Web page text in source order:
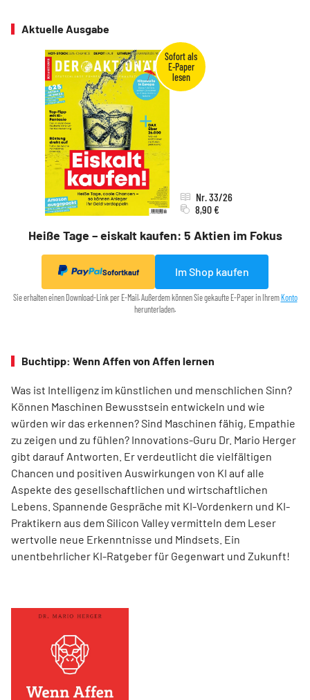
Aktuelle Ausgabe
Heiße Tage – eiskalt kaufen: 5 Aktien im Fokus
Nr. 33/26
8,90 €
Sofortkauf Im Shop kaufen
Sie erhalten einen Download-Link per E-Mail. Außerdem können Sie gekaufte E-Paper in Ihrem Konto
herunterladen.
Buchtipp: Wenn Affen von Affen lernen
Was ist Intelligenz im künstlichen und menschlichen Sinn?
Können Maschinen Bewusstsein entwickeln und wie
würden wir das erkennen? Sind Maschinen fähig, Empathie
zu zeigen und zu fühlen? Innovations-Guru Dr. Mario Herger
gibt darauf Antworten. Er verdeutlicht die viel­fältigen
Chancen und positiven Auswirkungen von KI auf alle
Aspekte des gesellschaftlichen und wirtschaftlichen
Lebens. Spannende Gespräche mit KI-Vordenkern und KI-
Praktikern aus dem Silicon Valley vermitteln dem Leser
wertvolle neue Erkenntnisse und Mindsets. Ein
unentbehrlicher KI-Ratgeber für Gegenwart und Zukunft!